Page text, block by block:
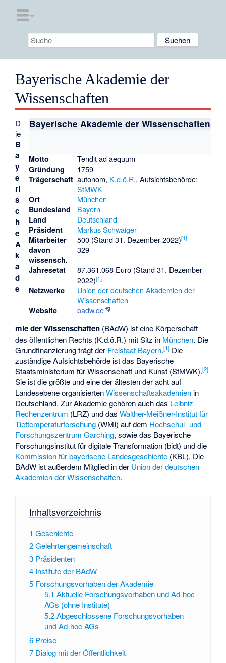
Bayerische Akademie der
Wissenschaften
Bayerische Akademie der Wissenschaften
Motto Tendit ad aequum
Gründung 1759
Trägerschaft autonom, K.d.ö.R., Aufsichtsbehörde:
StMWK
Ort München
Bundesland Bayern
Land Deutschland
Präsident Markus Schwaiger
Mitarbeiter 500 (Stand 31. Dezember 2022)[1]
davon
wissensch.
329
Jahresetat
87.361.068 Euro (Stand 31. Dezember
2022)[1]
Netzwerke
Union der deutschen Akademien der
Wissenschaften
Website badw.de
D
ie
B
a
y
e
ri
s
c
h
e
A
k
a
d
e
mie der Wissenschaften (BAdW) ist eine Körperschaft
des öffentlichen Rechts (K.d.ö.R.) mit Sitz in München. Die
Grundfinanzierung trägt der Freistaat Bayern.[1] Die
zuständige Aufsichtsbehörde ist das Bayerische
Staatsministerium für Wissenschaft und Kunst (StMWK).[2]
Sie ist die größte und eine der ältesten der acht auf
Landesebene organisiertenWissenschaftsakademien in
Deutschland. Zur Akademie gehören auch das Leibniz-
Rechenzentrum (LRZ) und dasWalther-Meißner-Institut für
Tieftemperaturforschung (WMI) auf dem Hochschul- und
Forschungszentrum Garching, sowie das Bayerische
Forschungsinstitut für digitale Transformation (bidt) und die
Kommission für bayerische Landesgeschichte (KBL). Die
BAdW ist außerdem Mitglied in der Union der deutschen
Akademien der Wissenschaften.
Inhaltsverzeichnis
1 Geschichte
2Gelehrtengemeinschaft
3 Präsidenten
4 Institute der BAdW
5 Forschungsvorhaben der Akademie
5.1 Aktuelle Forschungsvorhaben und Ad-hoc
AGs (ohne Institute)
5.2 Abgeschlossene Forschungsvorhaben
und Ad-hoc AGs
6 Preise
7 Dialog mit der Öffentlichkeit